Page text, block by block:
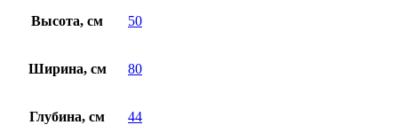
Высота, см 50
Ширина, см 80
Глубина, см 44